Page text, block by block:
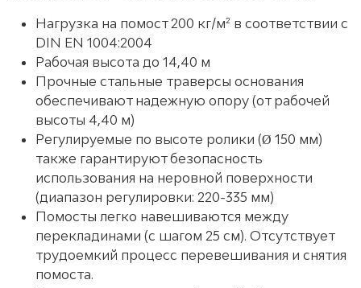
Нагрузка на помост 200 кг/м² в соответствии с
DIN EN 1004:2004
Рабочая высота до 14,40 м
Прочные стальные траверсы основания
обеспечивают надежную опору (от рабочей
высоты 4,40 м)
Регулируемые по высоте ролики (Ø 150 мм)
также гарантируют безопасность
использования на неровной поверхности
(диапазон регулировки: 220-335 мм)
Помосты легко навешиваются между
перекладинами (с шагом 25 см). Отсутствует
трудоемкий процесс перевешивания и снятия
помоста.